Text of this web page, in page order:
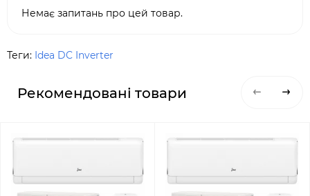
Немає запитань про цей товар.
Теги: Idea DC Inverter
Рекомендовані товари